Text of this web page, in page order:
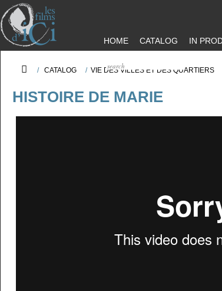
HOME CATALOG IN
/ CATALOG / VIE DES VILLES ET DES QUARTIERS
HISTOIRE DE MARIE